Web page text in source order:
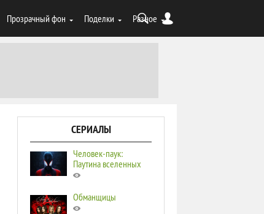
Прозрачный фон Поделки Разное
СЕРИАЛЫ
Человек-паук:
Паутина вселенных
Обманщицы